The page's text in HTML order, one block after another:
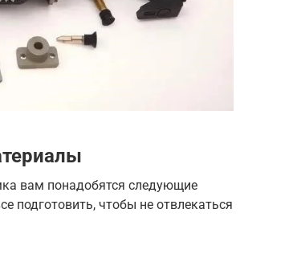
вам понадобятся следующие
подготовить, чтобы не отвлекаться